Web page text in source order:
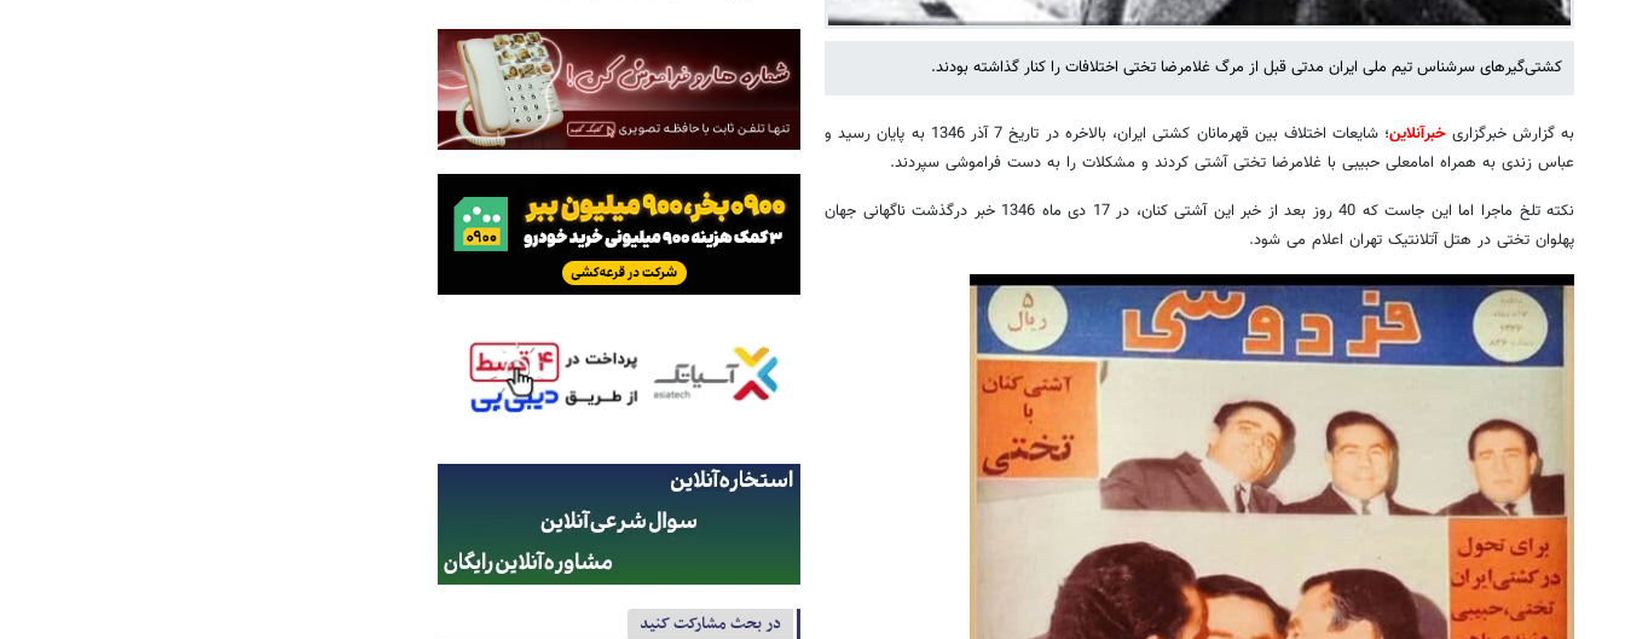
کشتی‌گیرهای سرشناس تیم ملی ایران مدتی قبل از مرگ غلامرضا تختی اختلافات را کنار گذاشته بودند.
به گزارش خبرگزاریخبرآنلاین
؛ شایعات اختلاف بین قهرمانان کشتی ایران، بالاخره در تاریخ 7 آذر 1346 به پایان رسید و
عباس زندی به همراه امامعلی حبیبی با غلامرضا تختی آشتی کردند و مشکلات را به دست فراموشی سپردند.
نکته تلخ ماجرا اما این جاست که 40 روز بعد از خبر این آشتی کنان، در 17 دی ماه 1346 خبر درگذشت ناگهانی جهان
پهلوان تختی در هتل آتلانتیک تهران اعلام می شود.
در بحث مشارکت کنید